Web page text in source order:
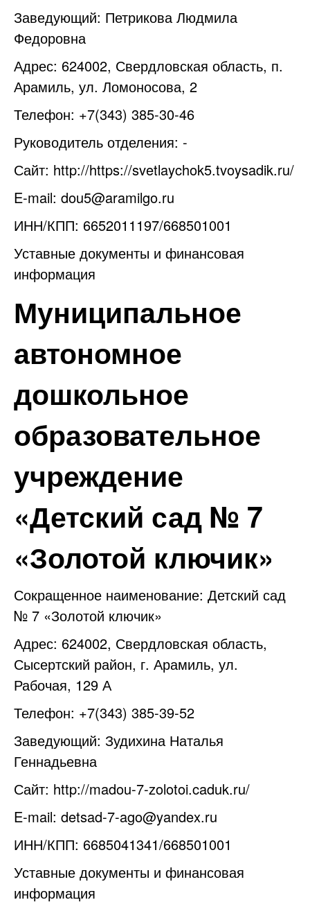
Заведующий: Петрикова Людмила
Федоровна
Адрес: 624002, Свердловская область, п.
Арамиль, ул. Ломоносова, 2
Телефон: +7(343) 385-30-46
Руководитель отделения: -
Сайт: http://https://svetlaychok5.tvoysadik.ru/
E-mail: dou5@aramilgo.ru
ИНН/КПП: 6652011197/668501001
Уставные документы и финансовая
информация
Муниципальное
автономное
дошкольное
образовательное
учреждение
«Детский сад № 7
«Золотой ключик»
Сокращенное наименование: Детский сад
№ 7 «Золотой ключик»
Адрес: 624002, Свердловская область,
Сысертский район, г. Арамиль, ул.
Рабочая, 129 А
Телефон: +7(343) 385-39-52
Заведующий: Зудихина Наталья
Геннадьевна
Сайт: http://madou-7-zolotoi.caduk.ru/
E-mail: detsad-7-ago@yandex.ru
ИНН/КПП: 6685041341/668501001
Уставные документы и финансовая
информация